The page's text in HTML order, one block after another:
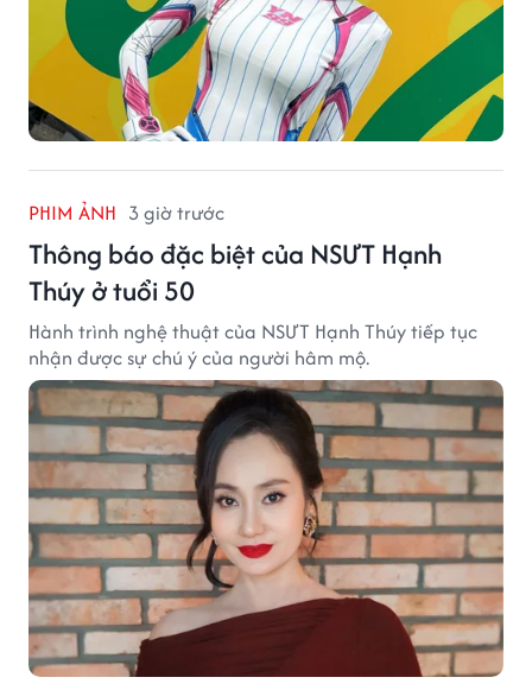
PHIM ẢNH 3 giờ trước
Thông báo đặc biệt của NSƯT Hạnh
Thúy ở tuổi 50
Hành trình nghệ thuật của NSƯT Hạnh Thúy tiếp tục
nhận được sự chú ý của người hâm mộ.